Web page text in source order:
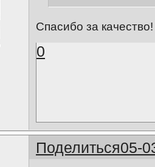
Спасибо за
0
Поделиться05-